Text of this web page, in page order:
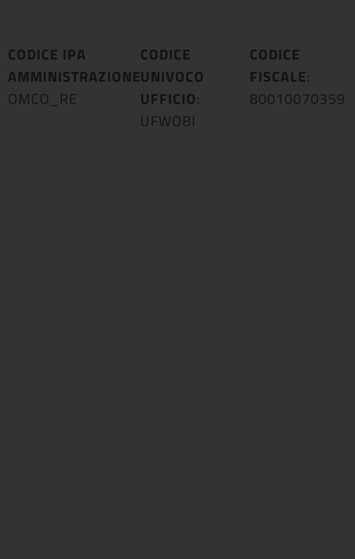
CODICE IPA
AMMINISTRAZIONE:
OMCO_RE
CODICE
UNIVOCO
UFFICIO:
UFWOBI
CODICE
FISCALE:
80010070359